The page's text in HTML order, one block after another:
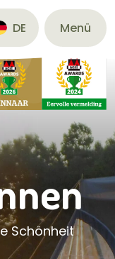
DE Menü
Schönheit